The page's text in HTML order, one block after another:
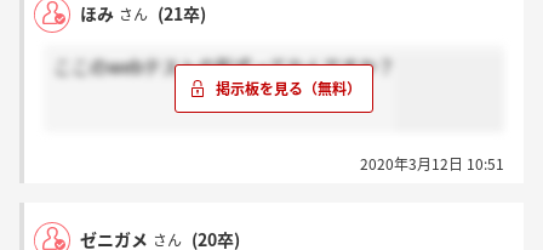
ほみ さん (21卒)
ここのwebテストの形式ってなんですか？
2020年3月12日 10:51
ゼニガメ さん (20卒)